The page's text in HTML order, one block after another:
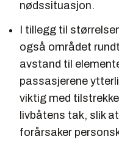
nødssituasjon.
I tillegg til
også området
avstand til
passasjerene
viktig med
livbåtens tak, slik
forårsaker